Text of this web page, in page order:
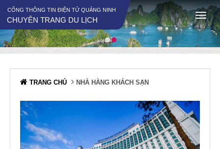
CỔNG THÔNG TIN ĐIỆN TỬ QUẢNG NINH
CHUYÊN TRANG DU LỊCH
TRANG CHỦ NHÀ HÀNG KHÁCH SẠN